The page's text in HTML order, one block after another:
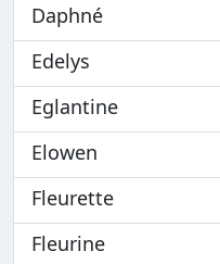
Daphné
Edelys
Eglantine
Elowen
Fleurette
Fleurine